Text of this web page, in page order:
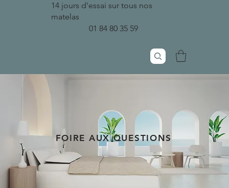
14 jours d'essai sur tous nos
matelas
01 84 80 35 59
FOIRE AUX QUESTIONS